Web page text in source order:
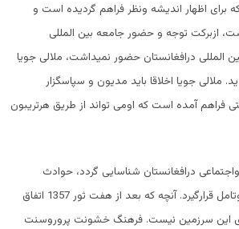
برای اظهار اندیشه ونظر فراهم گردیده است و
ازبرکت توجه و حضور جامعه بین المللی
المللی درافغانستان حضور نمیداشت، ملالی جویا
ملالی جویا اخلاقا باید مدیون و سپاسگزار
آمده است که اومی تواند از طریق هرتریبون
درافغانستان شناسایی گردد، حوادث
ورخدادهای این سرزمین باید دریک تسلسل تاریخی مورد دقت وتامل قرارگیرد. آنچه که بعد از هفت ثور 1357 اتفاق
این سرزمین نیست. فرهنگ خشونت پروروسنت